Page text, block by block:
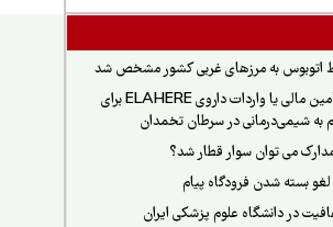
اتوبوس به مرزهای غربی کشور مشخص شد
کمک به تأمین مالی یا واردات داروی ELAHERE برای
به شیمی‌درمانی در سرطان تخمدان
مدارک می توان سوار قطار شد؟
بسته شدن فرودگاه پیام
در دانشگاه علوم پزشکی ایران